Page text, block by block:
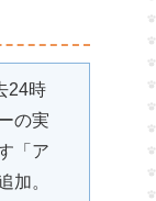
24時
の実
「ア
加。